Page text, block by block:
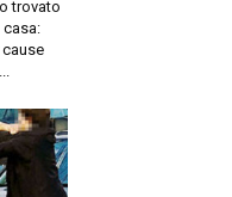
trovato
casa: